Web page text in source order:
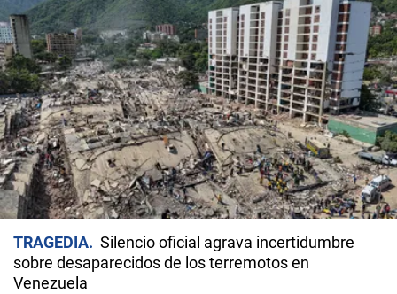
TRAGEDIA
Silencio oficial agrava incertidumbre
sobre desaparecidos de los terremotos en
Venezuela